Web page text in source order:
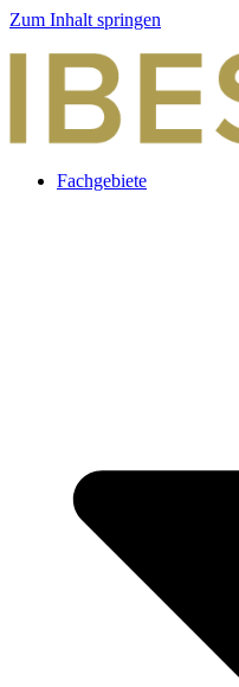
Zum Inhalt springen
Fachgebiete